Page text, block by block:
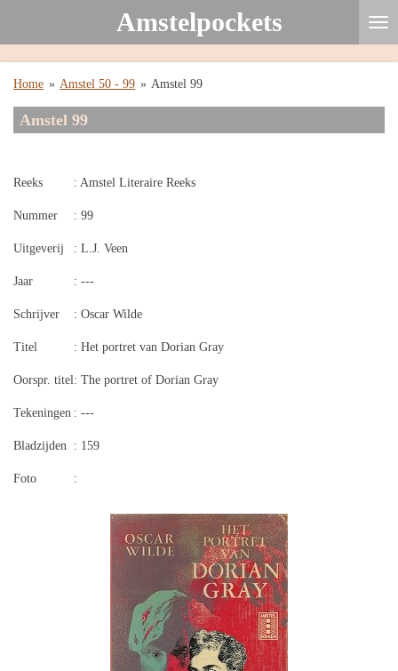
de
Amstelpockets
Home » Amstel 50 - 99 » Amstel 99
Amstel 99
Reeks : Amstel Literaire Reeks
Nummer : 99
Uitgeverij : L.J. Veen
Jaar : ---
Schrijver : Oscar Wilde
Titel : Het portret van Dorian Gray
Oorspr. titel: The portret of Dorian Gray
Tekeningen : ---
Bladzijden : 159
Foto :